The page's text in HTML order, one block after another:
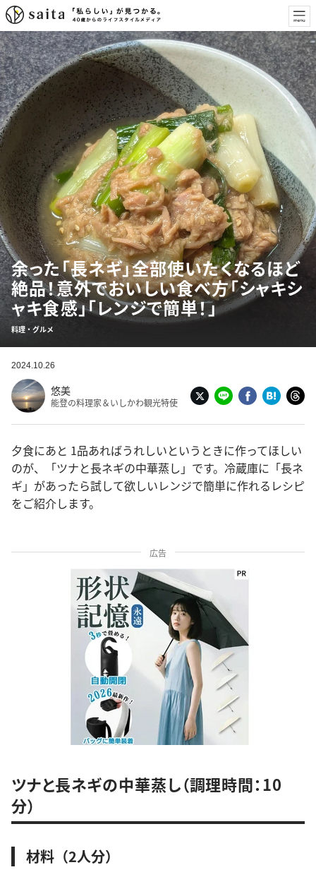
余った「長ネギ」全部使いたくなるほど
絶品！意外でおいしい食べ方「シャキシ
ャキ食感」「レンジで簡単！」
料理・グルメ
2024.10.26
悠美
能登の料理家＆いしかわ観光特使
夕食にあと 1品あればうれしいというときに作ってほしい
のが、「ツナと長ネギの中華蒸し」です。冷蔵庫に「長ネ
ギ」があったら試して欲しいレンジで簡単に作れるレシピ
をご紹介します。
広告
ツナと長ネギの中華蒸し（調理時間：10
分）
材料（2人分）